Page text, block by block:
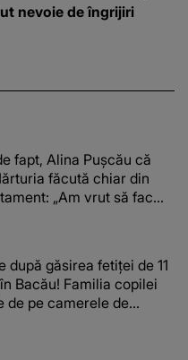
nevoie de îngrijiri
fapt, Alina Pușcău că
făcută chiar din
„Am vrut să fac
după găsirea fetiței de 11
Bacău! Familia copilei
de pe camerele de